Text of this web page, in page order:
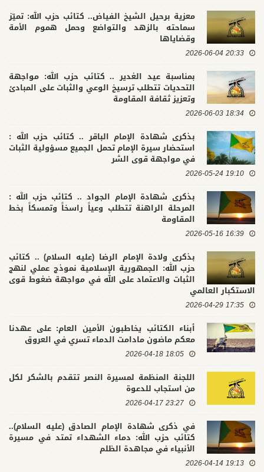
معزية برحيل الشيخ الفياض.. كتائب حزب الله: تميّز
سماحته بالزهد والتواضع وحمل هموم الأمة
وقضاياها
20:33 2026-06-04
بمناسبة عيد الغدير .. كتائب حزب الله: مواجهة
التحديات تتطلب ترسيخ الوعي والثبات على المبادئ
وتعزيز ثقافة المقاومة
18:34 2026-06-03
بذكرى شهادة الإمام الباقر .. كتائب حزب الله :
استحضار سيرة الإمام تحمل الجميع مسؤولية الثبات
في مواجهة قوى الشر
19:10 2026-05-24
بذكرى شهادة الإمام الجواد .. كتائب حزب الله :
المرحلة الراهنة تتطلب وعياً راسخاً وتمسكاً بخط
المقاومة
16:39 2026-05-16
بذكرى ولادة الإمام الرضا (عليه السلام) .. كتائب
حزب الله: الجمهورية الإسلامية نموذج عملي لنهج
الثبات والاعتماد على الله في مواجهة ضغوط قوى
الاستكبار العالمي
17:35 2026-04-29
أبناء الكتائب يخاطبون الأمين العام: على عهدنا
معكم ماضون مادامت الدماء تسري في العروق
18:05 2026-04-18
اللجنة المنظمة لمسيرة النصر تتقدم بالشكر لكل
من استجاب للدعوة
23:27 2026-04-17
في ذكرى شهادة الإمام الصادق (عليه السلام)..
كتائب حزب الله: دماء الشهداء تمتد في مسيرة
الأنبياء في مجاهدة الظلم
19:13 2026-04-14